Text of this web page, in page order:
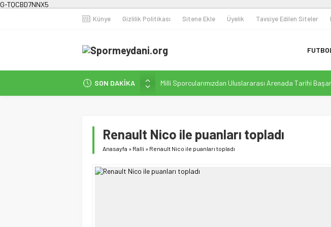
G-TQCBD7NNX5
Künye Gizlilik Politikası Sitene Ekle Üyelik Tavsiye Edilen Siteler
SON DAKİKA
Milli Sporcularımızdan Uluslararası Arenada Tarihi
Karanlığa Karşı Omuz Omuza: Sporun Dönüştürücü
Fenerbahçe Kadın Futbolunda Yeni Bir Yapılanma ve
Efor Çay’dan Futbola Destek: Efor Çay, Erbaaspor’un
Renault Nico ile puanları topladı
Anasayfa » Ralli » Renault Nico ile puanları topladı